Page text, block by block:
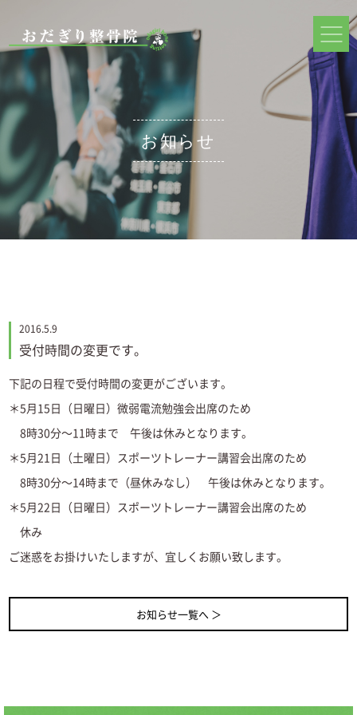
お知らせ
2016.5.9
受付時間の変更です。
下記の日程で受付時間の変更がございます。
＊5月15日（日曜日）微弱電流勉強会出席のため
8時30分～11時まで 午後は休みとなります。
＊5月21日（土曜日）スポーツトレーナー講習会出席のため
8時30分～14時まで（昼休みなし） 午後は休みとなります。
＊5月22日（日曜日）スポーツトレーナー講習会出席のため
休み
ご迷惑をお掛けいたしますが、宜しくお願い致します。
お知らせ一覧へ ＞